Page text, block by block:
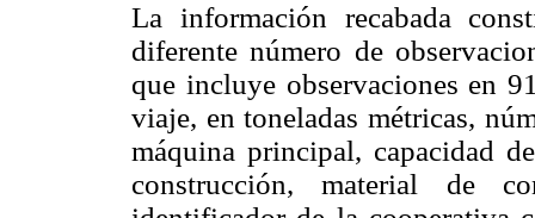
La información recabada
diferente número de
que incluye observaciones en
viaje, en toneladas métricas,
máquina principal, capacidad
construcción, material de